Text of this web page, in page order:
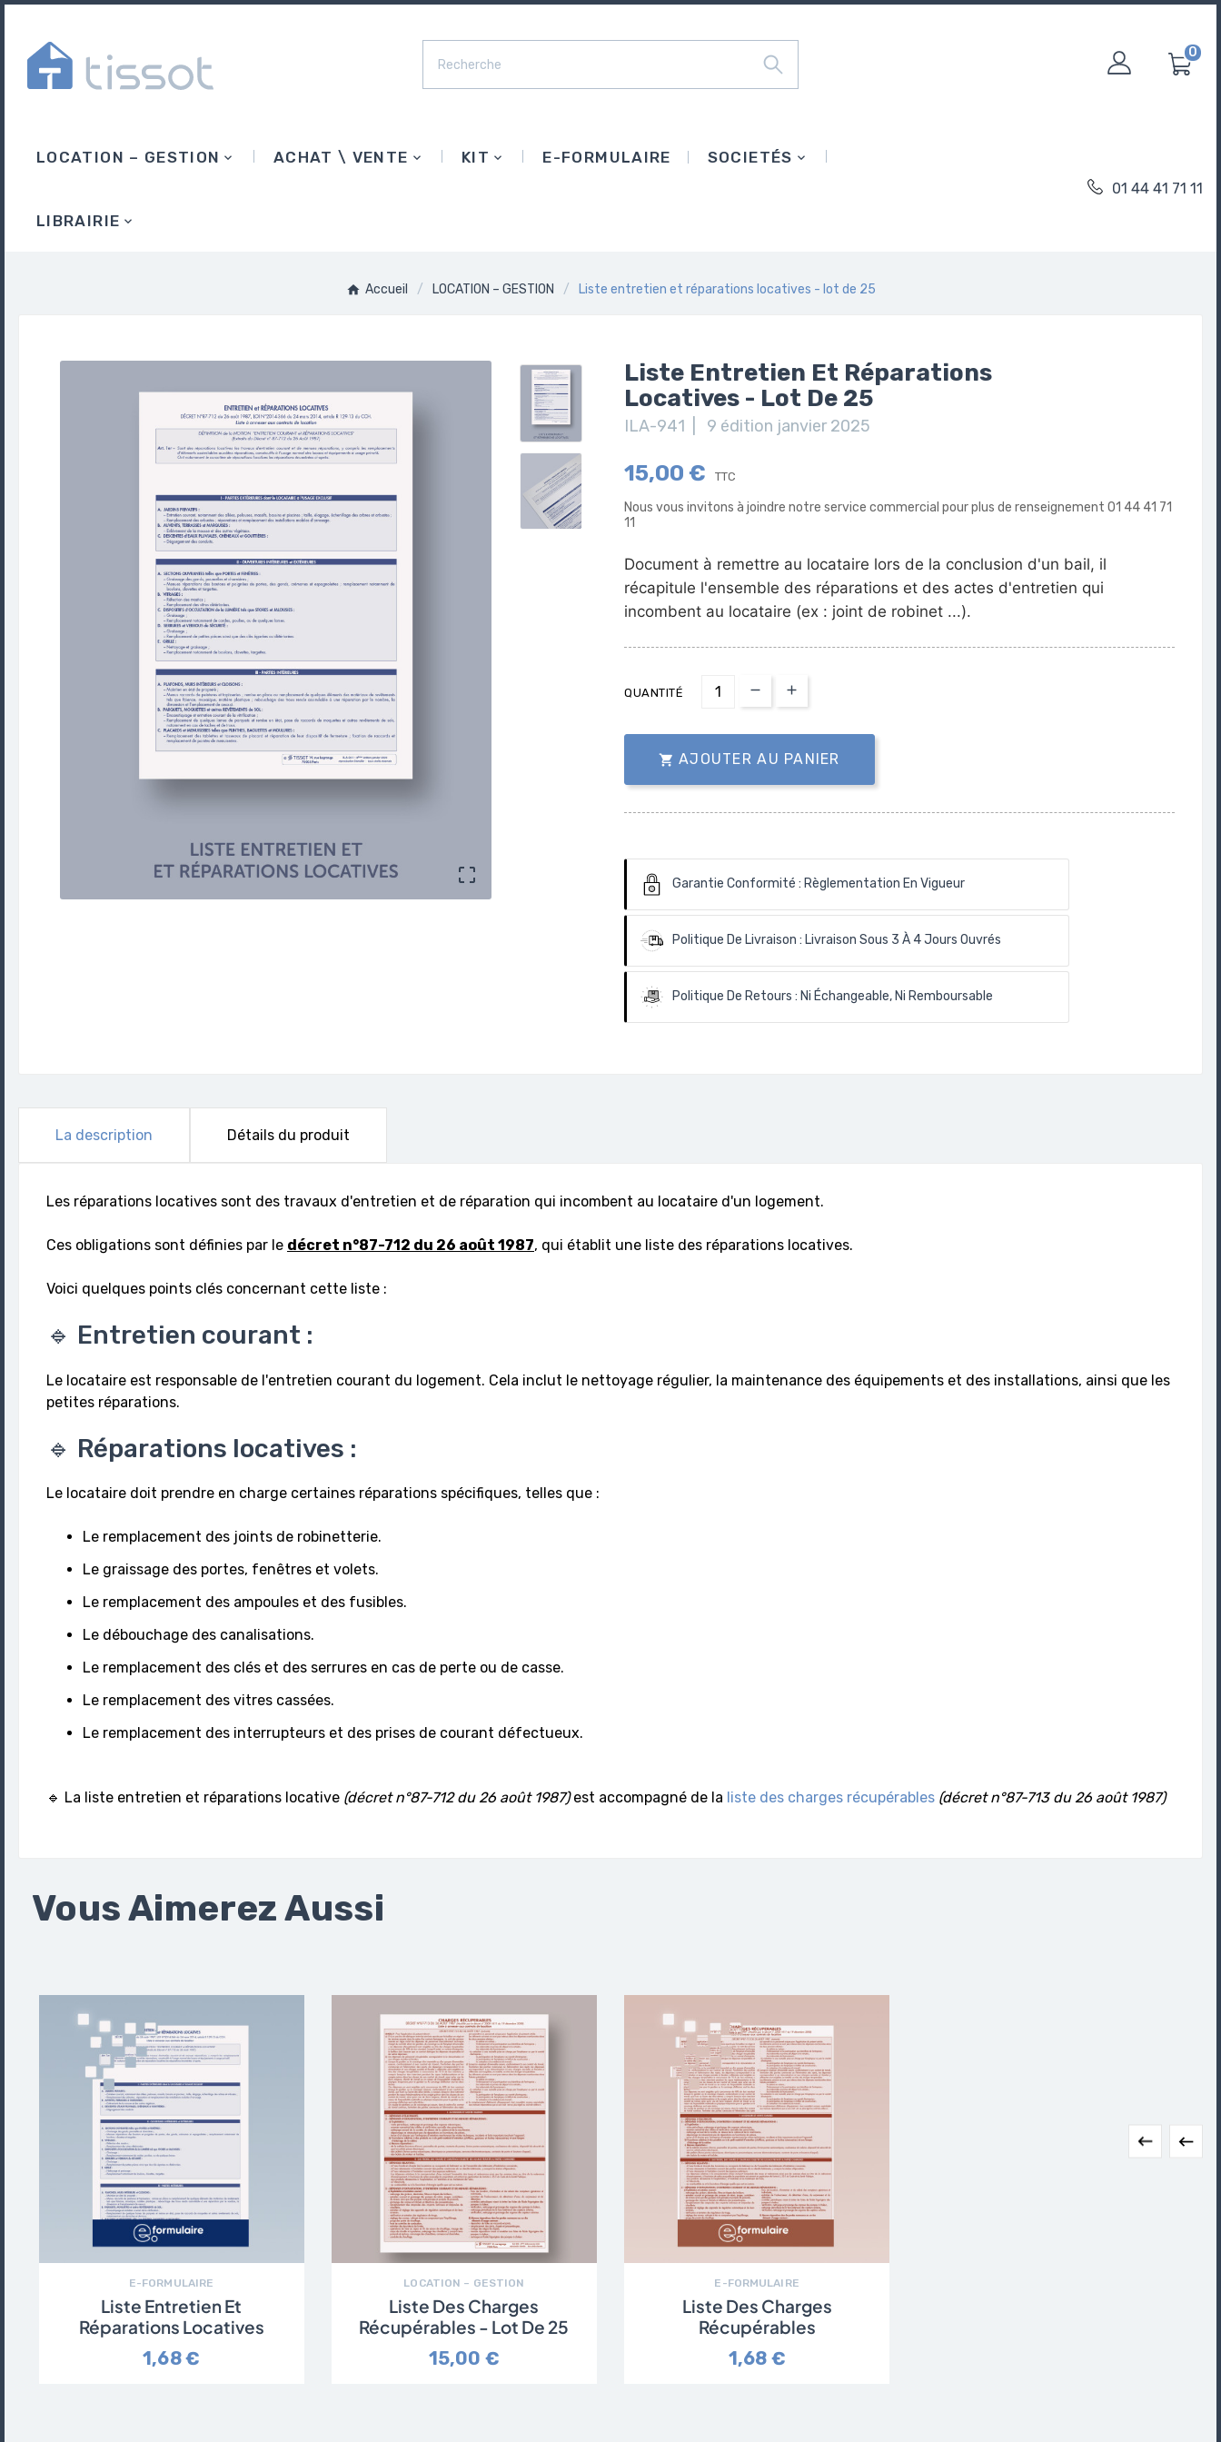
0
LOCATION – GESTION ACHAT \ VENTE KIT E-FORMULAIRE SOCIETÉS
LIBRAIRIE
01 44 41 71 11
Accueil LOCATION – GESTION Liste entretien et réparations locatives - lot de 25

Liste Entretien Et Réparations
Locatives - Lot De 25
ILA-941 | 9 édition janvier 2025
15,00 € TTC
Nous vous invitons à joindre notre service commercial pour plus de renseignement 01 44 41 71
11
Document à remettre au locataire lors de la conclusion d'un bail, il
récapitule l'ensemble des réparations et des actes d'entretien qui
incombent au locataire (ex : joint de robinet ...).
QUANTITÉ
 AJOUTER AU PANIER
Garantie Conformité : Règlementation En Vigueur
Politique De Livraison : Livraison Sous 3 À 4 Jours Ouvrés
Politique De Retours : Ni Échangeable, Ni Remboursable
La description Détails du produit
Les réparations locatives sont des travaux d'entretien et de réparation qui incombent au locataire d'un logement.
Ces obligations sont définies par le décret n°87-712 du 26 août 1987, qui établit une liste des réparations locatives.
Voici quelques points clés concernant cette liste :
🔹 Entretien courant :
Le locataire est responsable de l'entretien courant du logement. Cela inclut le nettoyage régulier, la maintenance des équipements et des installations, ainsi que les
petites réparations.
🔹 Réparations locatives :
Le locataire doit prendre en charge certaines réparations spécifiques, telles que :
Le remplacement des joints de robinetterie.
Le graissage des portes, fenêtres et volets.
Le remplacement des ampoules et des fusibles.
Le débouchage des canalisations.
Le remplacement des clés et des serrures en cas de perte ou de casse.
Le remplacement des vitres cassées.
Le remplacement des interrupteurs et des prises de courant défectueux.
🔹 La liste entretien et réparations locative (décret n°87-712 du 26 août 1987)est accompagné de la liste des charges récupérables (décret n°87-713 du 26 août 1987)
Vous Aimerez Aussi
 
E-FORMULAIRE
Liste Entretien Et
Réparations Locatives
1,68 €
LOCATION – GESTION
Liste Des Charges
Récupérables - Lot De 25
15,00 €
E-FORMULAIRE
Liste Des Charges
Récupérables
1,68 €